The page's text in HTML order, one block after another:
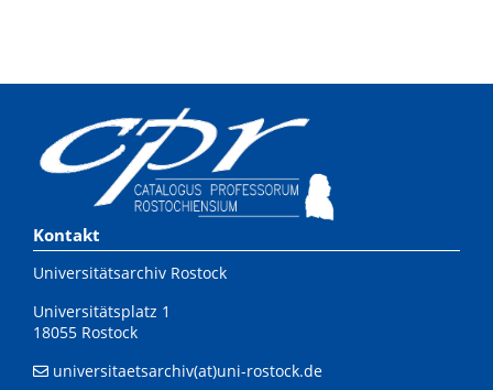
Kontakt
Universitätsarchiv Rostock
Universitätsplatz 1
18055 Rostock
universitaetsarchiv(at)uni-rostock.de